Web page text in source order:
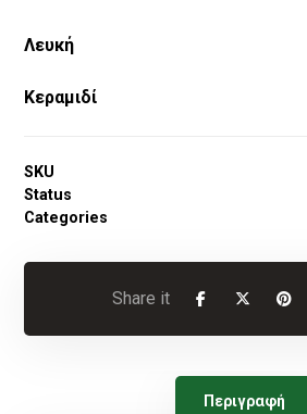
Λευκή
Κεραμιδί
SKU
Status
Categories
Περιγραφή